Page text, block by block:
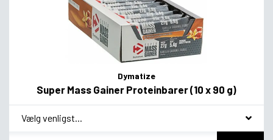
Dymatize
Super Mass Gainer Proteinbarer (10 x 90 g)
* Smagsvariant